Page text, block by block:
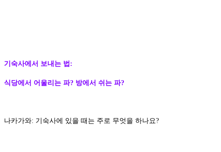
기숙사에서 보내는 법:
식당에서 어울리는 파? 방에서 쉬는 파?
나카가와: 기숙사에 있을 때는 주로 무엇을 하나요?